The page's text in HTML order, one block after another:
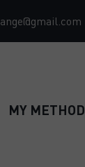
MY METHOD